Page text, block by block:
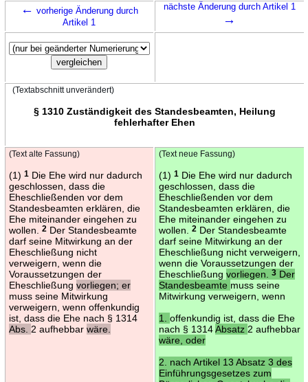
← vorherige Änderung durch
Artikel 1
nächste Änderung durch Artikel 1
→
(Textabschnitt unverändert)
§ 1310 Zuständigkeit des Standesbeamten, Heilung
fehlerhafter Ehen
(Text alte Fassung)
(1) 1Die Ehe wird nur dadurch
geschlossen, dass die
Eheschließenden vor dem
Standesbeamten erklären, die
Ehe miteinander eingehen zu
wollen.
2Der Standesbeamte
darf seine Mitwirkung an der
Eheschließung nicht
verweigern, wenn die
Voraussetzungen der
Eheschließung vorliegen; er
muss seine Mitwirkung
verweigern, wenn offenkundig
ist, dass die Ehe nach § 1314
Abs. 2 aufhebbar wäre.
(Text neue Fassung)
(1) 1Die Ehe wird nur dadurch
geschlossen, dass die
Eheschließenden vor dem
Standesbeamten erklären, die
Ehe miteinander eingehen zu
wollen.
2Der Standesbeamte
darf seine Mitwirkung an der
Eheschließung nicht verweigern,
wenn die Voraussetzungen der
Eheschließung vorliegen. 3Der
Standesbeamte muss seine
Mitwirkung verweigern, wenn
1. offenkundig ist, dass die Ehe
nach § 1314Absatz 2 aufhebbar
wäre, oder
2. nach Artikel 13 Absatz 3 des
Einführungsgesetzes zum